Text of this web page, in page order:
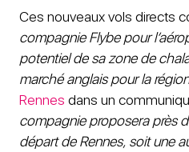
Ces nouveaux vols directs
compagnie Flybe pour
potentiel de sa zone de
marché anglais pour la
Rennes dans un
compagnie proposera près
départ de Rennes, soit une